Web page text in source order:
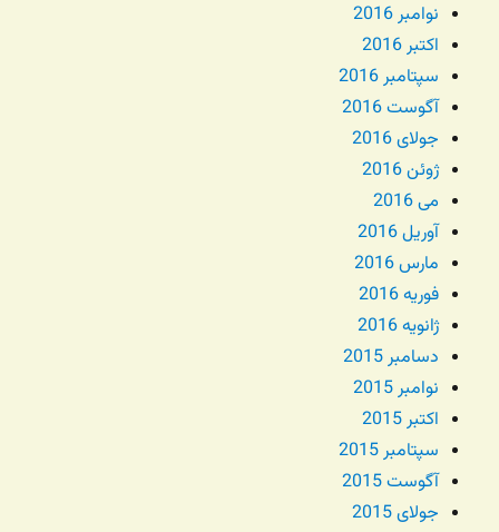
نوامبر 2016
اکتبر 2016
سپتامبر 2016
آگوست 2016
جولای 2016
ژوئن 2016
می 2016
آوریل 2016
مارس 2016
فوریه 2016
ژانویه 2016
دسامبر 2015
نوامبر 2015
اکتبر 2015
سپتامبر 2015
آگوست 2015
جولای 2015